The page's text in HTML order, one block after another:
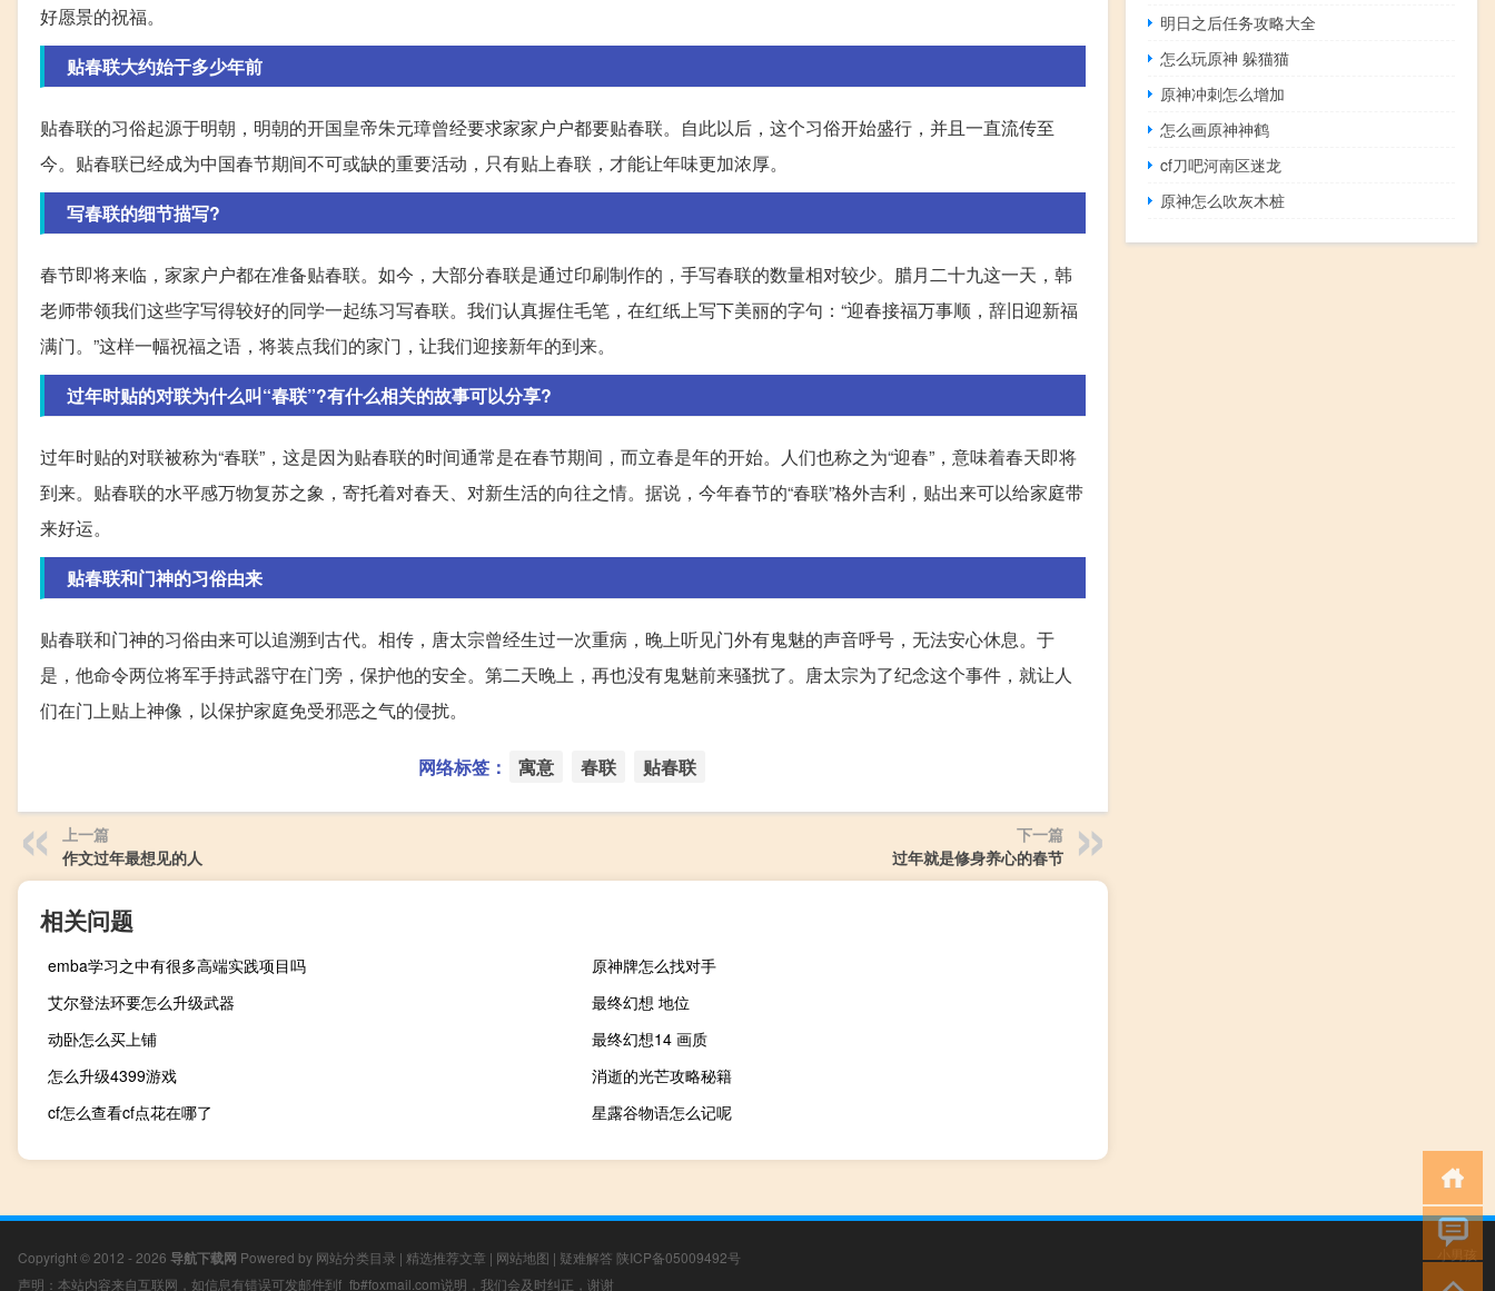
好愿景的祝福。
贴春联大约始于多少年前
贴春联的习俗起源于明朝，明朝的开国皇帝朱元璋曾经要求家家户户都要贴春联。自此以后，这个习俗开始盛行，并且一直流传至
今。贴春联已经成为中国春节期间不可或缺的重要活动，只有贴上春联，才能让年味更加浓厚。
写春联的细节描写?
春节即将来临，家家户户都在准备贴春联。如今，大部分春联是通过印刷制作的，手写春联的数量相对较少。腊月二十九这一天，韩
老师带领我们这些字写得较好的同学一起练习写春联。我们认真握住毛笔，在红纸上写下美丽的字句：“迎春接福万事顺，辞旧迎新福
满门。”这样一幅祝福之语，将装点我们的家门，让我们迎接新年的到来。
过年时贴的对联为什么叫“春联”?有什么相关的故事可以分享?
过年时贴的对联被称为“春联”，这是因为贴春联的时间通常是在春节期间，而立春是年的开始。人们也称之为“迎春”，意味着春天即将
到来。贴春联的水平感万物复苏之象，寄托着对春天、对新生活的向往之情。据说，今年春节的“春联”格外吉利，贴出来可以给家庭带
来好运。
贴春联和门神的习俗由来
贴春联和门神的习俗由来可以追溯到古代。相传，唐太宗曾经生过一次重病，晚上听见门外有鬼魅的声音呼号，无法安心休息。于
是，他命令两位将军手持武器守在门旁，保护他的安全。第二天晚上，再也没有鬼魅前来骚扰了。唐太宗为了纪念这个事件，就让人
们在门上贴上神像，以保护家庭免受邪恶之气的侵扰。
网络标签： 寓意 春联 贴春联
上一篇
作文过年最想见的人
下一篇
过年就是修身养心的春节
相关问题
emba学习之中有很多高端实践项目吗
原神牌怎么找对手
艾尔登法环要怎么升级武器
最终幻想 地位
动卧怎么买上铺
最终幻想14 画质
怎么升级4399游戏
消逝的光芒攻略秘籍
cf怎么查看cf点花在哪了
星露谷物语怎么记呢
明日之后任务攻略大全
怎么玩原神 躲猫猫
原神冲刺怎么增加
怎么画原神神鹤
cf刀吧河南区迷龙
原神怎么吹灰木桩
Copyright © 2012 - 2026 导航下载网 Powered by 网站分类目录 | 精选推荐文章 | 网站地图 | 疑难解答 陕ICP备05009492号
声明：本站内容来自互联网，如信息有错误可发邮件到f_fb#foxmail.com说明，我们会及时纠正，谢谢
小男孩